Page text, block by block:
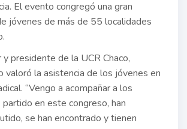
El evento congregó una gran
jóvenes de más de 55 localidades
presidente de la UCR Chaco,
valoró la asistencia de los jóvenes en
“Vengo a acompañar a los
en este congreso, han
se han encontrado y tienen